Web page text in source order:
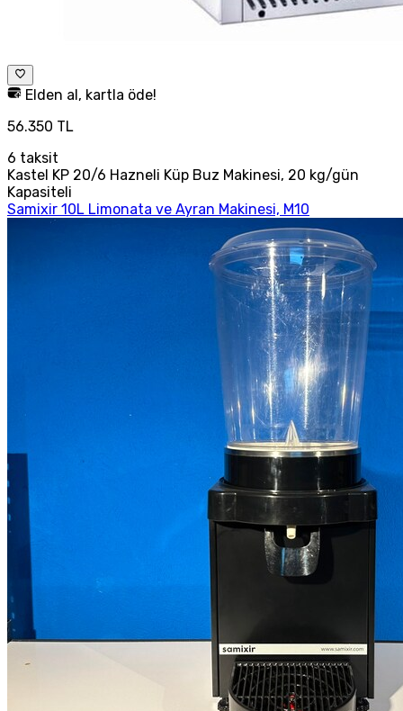
Elden al, kartla öde!
56.350 TL
6 taksit
Kastel KP 20/6 Hazneli Küp Buz Makinesi, 20 kg/gün
Kapasiteli
Samixir 10L Limonata ve Ayran Makinesi, M10